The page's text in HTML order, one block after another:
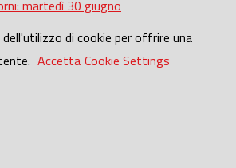
martedì 30 giugno
di cookie per offrire una
Accetta Cookie Settings